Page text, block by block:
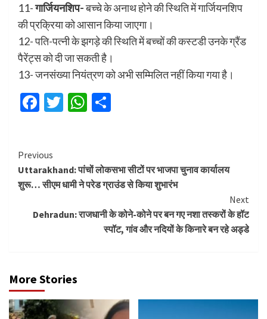
11-गार्जियनशिप-बच्चे के अनाथ होने की स्थिति में गार्जियनशिप
की प्रक्रिया को आसान किया जाएगा।
12- पति-पत्नी के झगड़े की स्थिति में बच्चों की कस्टडी उनके ग्रैंड
पैरेंट्स को दी जा सकती है।
13- जनसंख्या नियंत्रण को अभी सम्मिलित नहीं किया गया है।
Facebook
TwitterWhatsApp
Continue
Reading
Previous
Uttarakhand: पांचों लोकसभा सीटों पर भाजपा चुनाव कार्यालय
शुरू… सीएम धामी ने परेड ग्राउंड से किया शुभारंभ
Next
Dehradun: राजधानी के कोने-कोने पर बन गए नशा तस्करों के हॉट
स्पॉट, गांव और नदियों के किनारे बन रहे अड्डे
More Stories